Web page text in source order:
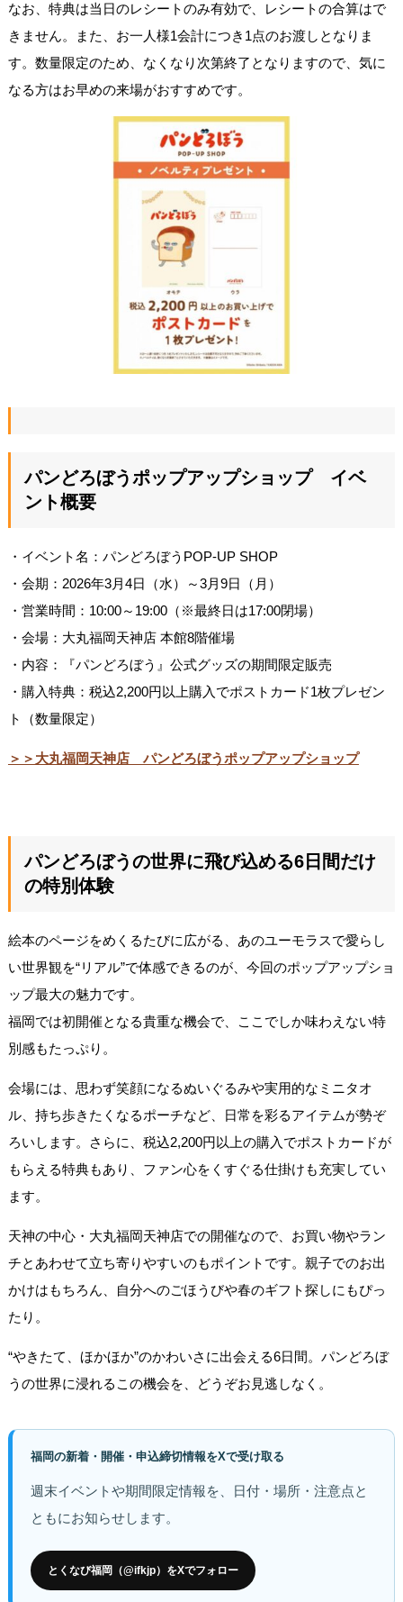
なお、特典は当日のレシートのみ有効で、レシートの合算はで
きません。また、お一人様1会計につき1点のお渡しとなりま
す。数量限定のため、なくなり次第終了となりますので、気に
なる方はお早めの来場がおすすめです。
パンどろぼうポップアップショップ イベ
ント概要
・イベント名：パンどろぼうPOP-UP SHOP
・会期：2026年3月4日（水）～3月9日（月）
・営業時間：10:00～19:00（※最終日は17:00閉場）
・会場：大丸福岡天神店 本館8階催場
・内容：『パンどろぼう』公式グッズの期間限定販売
・購入特典：税込2,200円以上購入でポストカード1枚プレゼン
ト（数量限定）
＞＞大丸福岡天神店 パンどろぼうポップアップショップ
パンどろぼうの世界に飛び込める6日間だけ
の特別体験
絵本のページをめくるたびに広がる、あのユーモラスで愛らし
い世界観を“リアル”で体感できるのが、今回のポップアップショ
ップ最大の魅力です。
福岡では初開催となる貴重な機会で、ここでしか味わえない特
別感もたっぷり。
会場には、思わず笑顔になるぬいぐるみや実用的なミニタオ
ル、持ち歩きたくなるポーチなど、日常を彩るアイテムが勢ぞ
ろいします。さらに、税込2,200円以上の購入でポストカードが
もらえる特典もあり、ファン心をくすぐる仕掛けも充実してい
ます。
天神の中心・大丸福岡天神店での開催なので、お買い物やラン
チとあわせて立ち寄りやすいのもポイントです。親子でのお出
かけはもちろん、自分へのごほうびや春のギフト探しにもぴっ
たり。
“やきたて、ほかほか”のかわいさに出会える6日間。パンどろぼ
うの世界に浸れるこの機会を、どうぞお見逃しなく。
福岡の新着・開催・申込締切情報をXで受け取る
週末イベントや期間限定情報を、日付・場所・注意点と
ともにお知らせします。
とくなび福岡（@ifkjp）をXでフォロー